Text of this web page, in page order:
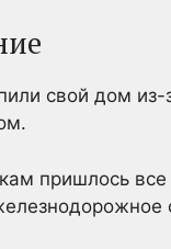
свой дом
пришлось